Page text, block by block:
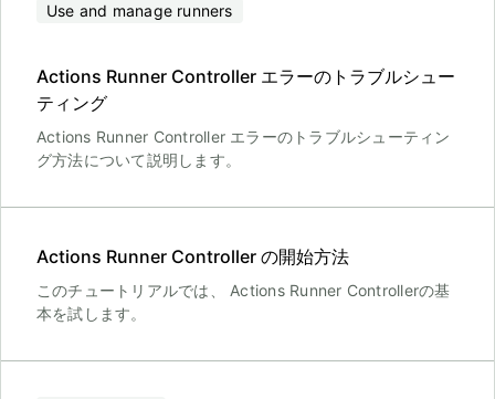
Use and manage runners
Actions Runner Controller エラーのトラブルシュー
ティング
Actions Runner Controller エラーのトラブルシューティン
グ方法について説明します。
Actions Runner Controller の開始方法
このチュートリアルでは、 Actions Runner Controllerの基
本を試します。